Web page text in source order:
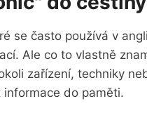
se často používá v
Ale co to vlastně
zařízení, techniky
do paměti.